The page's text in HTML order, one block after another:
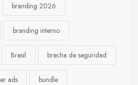
branding 2026
branding interno
Brasil brecha de seguridad
ads bundle